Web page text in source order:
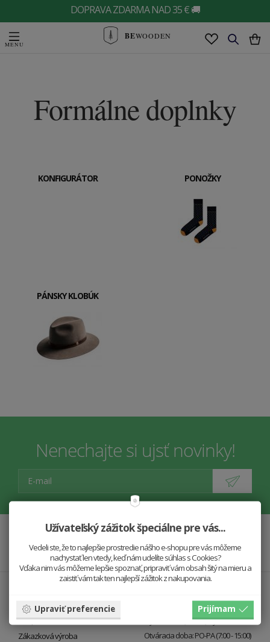
DOPRAVA ZDARMA NAD 35 € 🚚
BEWOODEN
Formálne doplnky
KONFIGURÁTOR PONOŽKY
PÁNSKY KLOBÚK
Nenechajte si ujsť novinky!
O nás
Náš príbeh
Zákazková výroba
BeWooden Company s. r. o.
Fryčovice 720, 73945, Fryčovice
Otváracia doba: PO-PA (7:00 - 15:00)
Užívateľský zážitok špeciálne pre vás...
Vedeli ste, že to najlepšie prostredie nášho e-shopu pre vás môžeme
nachystať len vtedy, keď nám udelíte súhlas s Cookies?
Vďaka nim vás môžeme lepšie spoznať, pripraviť vám obsah šitý na mieru a
zaistiť vám tak ten najlepší zážitok z nakupovania.
Upraviť preferencie Prijímam